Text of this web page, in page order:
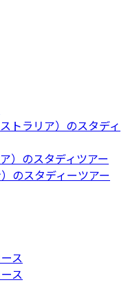
トラリア）のスタディ
）のスタディツアー
のスタディーツアー
ス
ス